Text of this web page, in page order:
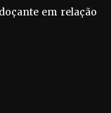
em relação